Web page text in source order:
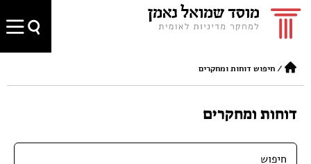
/חיפוש דוחות ומחקרים
דוחות ומחקרים